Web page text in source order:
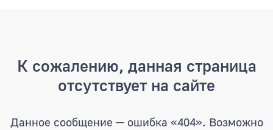
К сожалению, данная страница
отсутствует на сайте
Данное сообщение — ошибка «404». Возможно